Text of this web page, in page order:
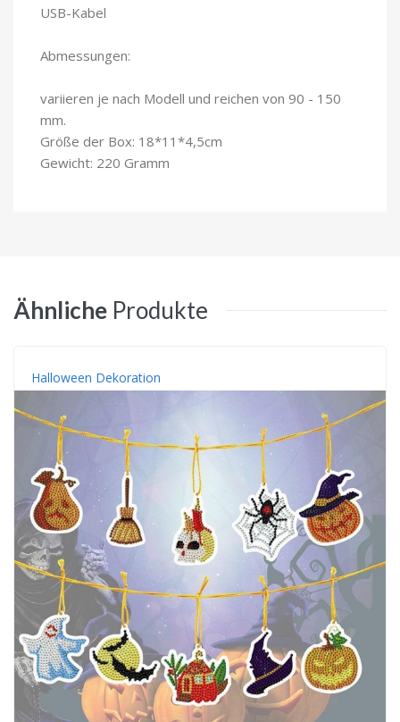
USB-Kabel
Abmessungen:
variieren je nach Modell und reichen von 90 - 150
mm.
Größe der Box: 18*11*4,5cm
Gewicht: 220 Gramm
Ähnliche Produkte
Halloween Dekoration